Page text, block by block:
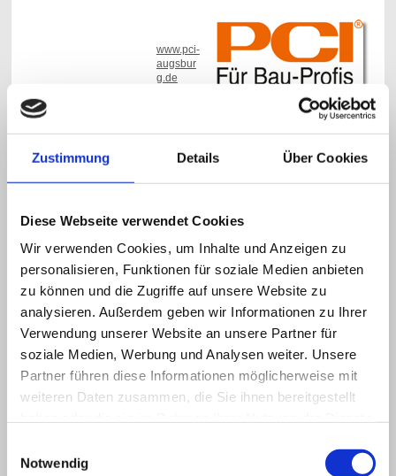
Zustimmung Details Über Cookies
Diese Webseite verwendet Cookies
Wir verwenden Cookies, um Inhalte und Anzeigen zu
personalisieren, Funktionen für soziale Medien anbieten
zu können und die Zugriffe auf unsere Website zu
analysieren. Außerdem geben wir Informationen zu Ihrer
Verwendung unserer Website an unsere Partner für
soziale Medien, Werbung und Analysen weiter. Unsere
Partner führen diese Informationen möglicherweise mit
weiteren Daten zusammen, die Sie ihnen bereitgestellt
Notwendig
www.pci-
augsbur
g.de
www.vorwerk-teppich.de
www.ruhe.de